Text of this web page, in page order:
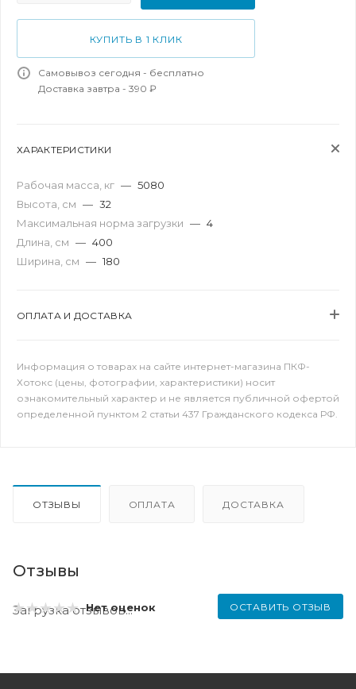
КУПИТЬ В 1 КЛИК
Самовывоз сегодня - бесплатно
Доставка завтра - 390 ₽
ХАРАКТЕРИСТИКИ
Рабочая масса, кг — 5080
Высота, см — 32
Максимальная норма загрузки — 4
Длина, см — 400
Ширина, см — 180
ОПЛАТА И ДОСТАВКА
Информация о товарах на сайте интернет-магазина ПКФ-
Хотокс (цены, фотографии, характеристики) носит
ознакомительный характер и не является публичной офертой
определенной пунктом 2 статьи 437 Гражданского кодекса РФ.
ОТЗЫВЫ ОПЛАТА ДОСТАВКА
Отзывы
Нет оценок ОСТАВИТЬ ОТЗЫВ
Загрузка отзывов...